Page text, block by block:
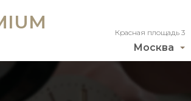
Москва
Красная площадь 3